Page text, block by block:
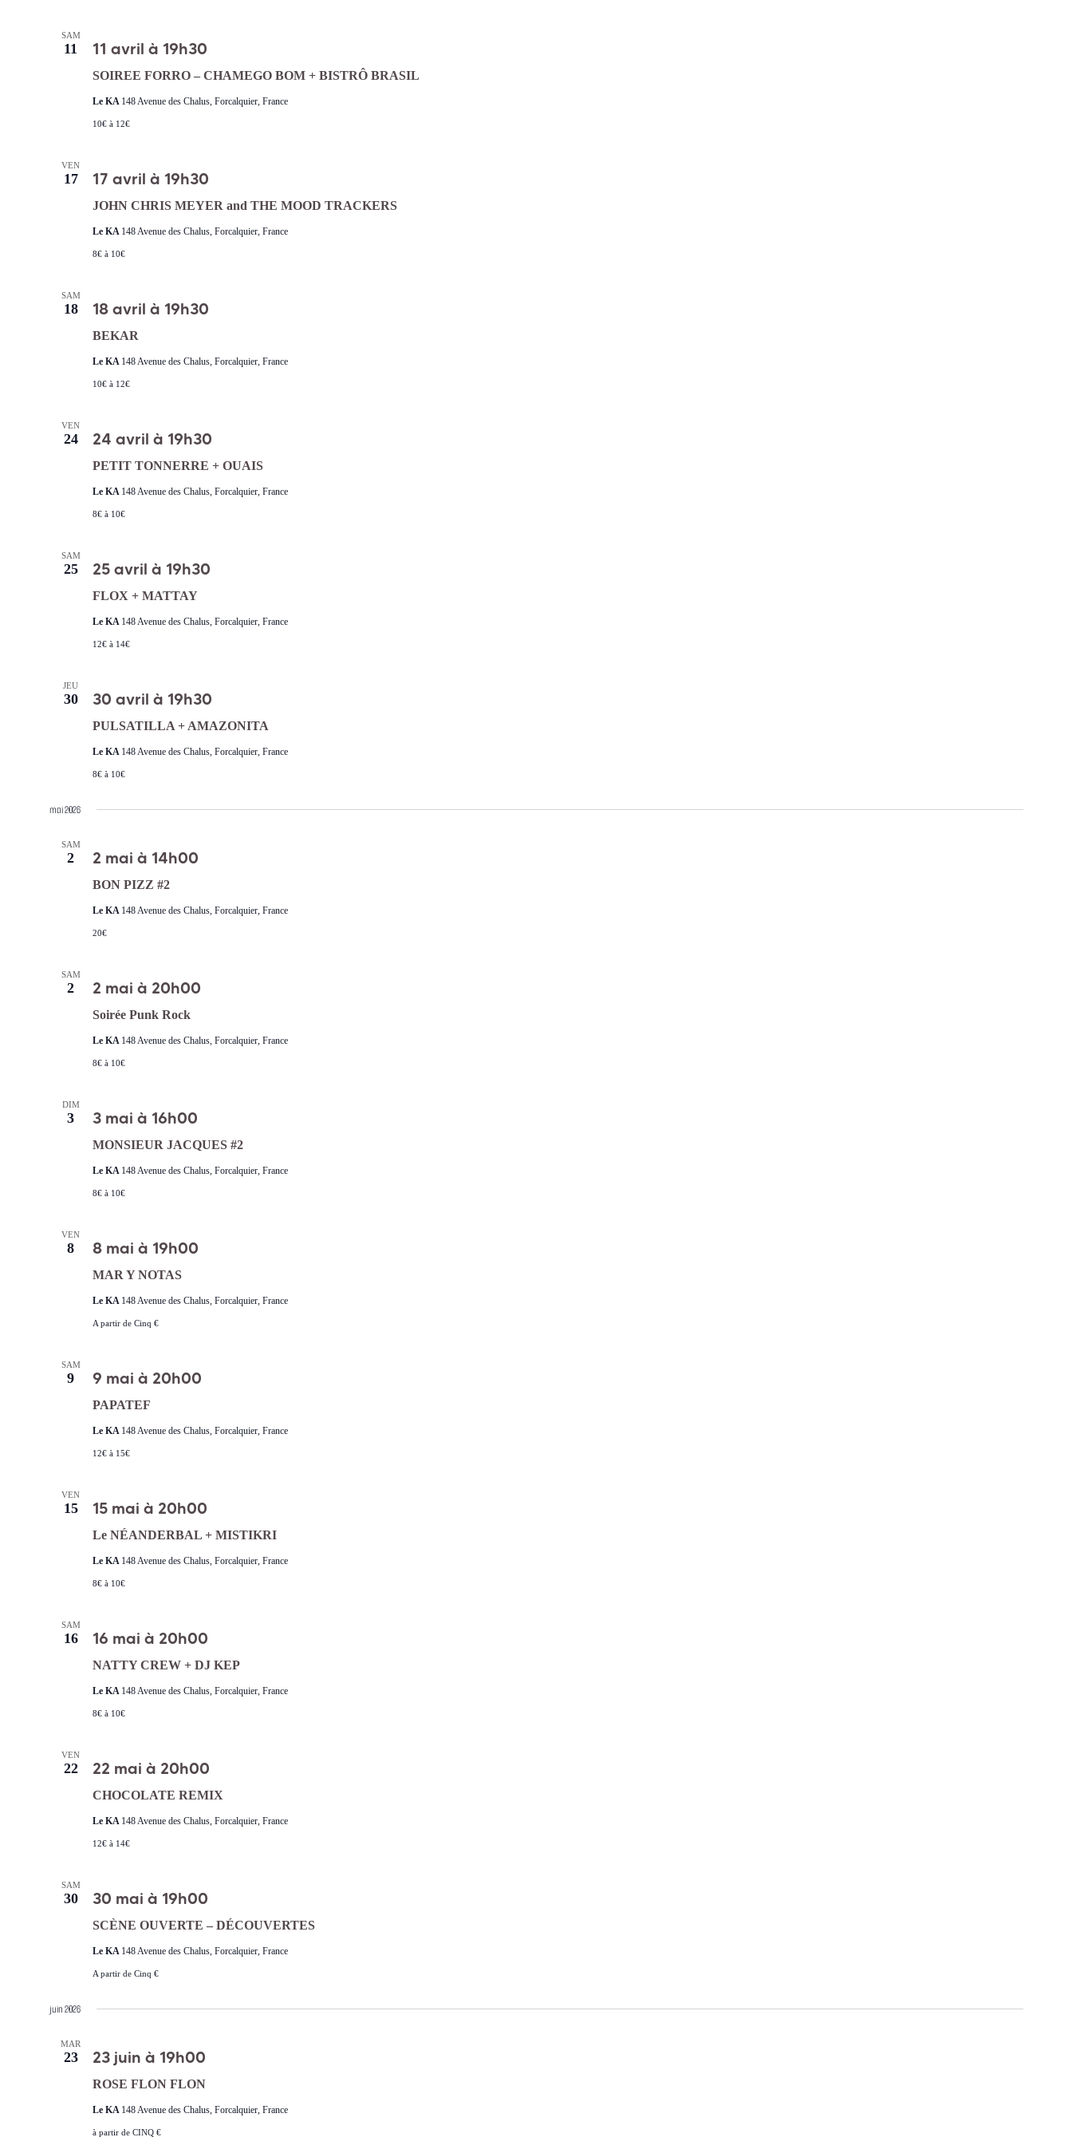
SAM
11
SOIREE FORRO – CHAMEGO BOM + BISTRÔ BRASIL
11 avril à 19h30
Le KA 148 Avenue des Chalus, Forcalquier, France
10€ à 12€
VEN
17
JOHN CHRIS MEYER and THE MOOD TRACKERS
17 avril à 19h30
Le KA 148 Avenue des Chalus, Forcalquier, France
8€ à 10€
SAM
18
BEKAR
18 avril à 19h30
Le KA 148 Avenue des Chalus, Forcalquier, France
10€ à 12€
VEN
24
PETIT TONNERRE + OUAIS
24 avril à 19h30
Le KA 148 Avenue des Chalus, Forcalquier, France
8€ à 10€
SAM
25
FLOX + MATTAY
25 avril à 19h30
Le KA 148 Avenue des Chalus, Forcalquier, France
12€ à 14€
JEU
30
PULSATILLA + AMAZONITA
30 avril à 19h30
Le KA 148 Avenue des Chalus, Forcalquier, France
8€ à 10€
mai 2026
SAM
2
BON PIZZ #2
2 mai à 14h00
Le KA 148 Avenue des Chalus, Forcalquier, France
20€
SAM
2
Soirée Punk Rock
2 mai à 20h00
Le KA 148 Avenue des Chalus, Forcalquier, France
8€ à 10€
DIM
3
MONSIEUR JACQUES #2
3 mai à 16h00
Le KA 148 Avenue des Chalus, Forcalquier, France
8€ à 10€
VEN
8
MAR Y NOTAS
8 mai à 19h00
Le KA 148 Avenue des Chalus, Forcalquier, France
A partir de Cinq €
SAM
9
PAPATEF
9 mai à 20h00
Le KA 148 Avenue des Chalus, Forcalquier, France
12€ à 15€
VEN
15
Le NÉANDERBAL + MISTIKRI
15 mai à 20h00
Le KA 148 Avenue des Chalus, Forcalquier, France
8€ à 10€
SAM
16
NATTY CREW + DJ KEP
16 mai à 20h00
Le KA 148 Avenue des Chalus, Forcalquier, France
8€ à 10€
VEN
22
CHOCOLATE REMIX
22 mai à 20h00
Le KA 148 Avenue des Chalus, Forcalquier, France
12€ à 14€
SAM
30
SCÈNE OUVERTE – DÉCOUVERTES
30 mai à 19h00
Le KA 148 Avenue des Chalus, Forcalquier, France
A partir de Cinq €
juin 2026
MAR
23
ROSE FLON FLON
23 juin à 19h00
Le KA 148 Avenue des Chalus, Forcalquier, France
à partir de CINQ €